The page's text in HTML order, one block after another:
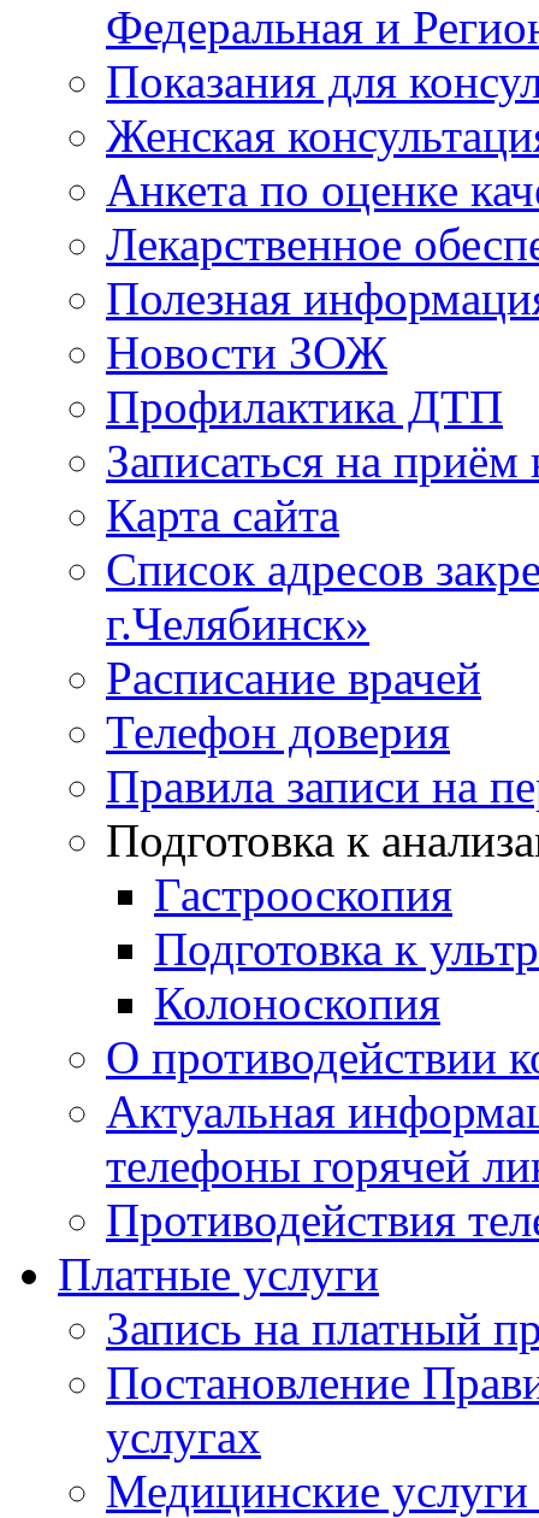
Федеральная и
Показания для
Женская
Анкета по оценке
Лекарственное
Полезная
Новости ЗОЖ
Профилактика ДТП
Записаться на приём
Карта сайта
Список адресов
г.Челябинск»
Расписание врачей
Телефон доверия
Правила записи на
Подготовка к
Гастрооскопия
Подготовка к
Колоноскопия
О противодействии
Актуальная
телефоны горячей
Противодействия
Платные услуги
Запись на платный
Постановление
услугах
Медицинские